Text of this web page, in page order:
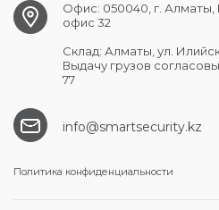
Офис: 050040, г. Алматы,
офис 32
Склад: Алматы, ул.
Выдачу грузов
77
info@smartsecurity.kz
Политика конфиденциальности